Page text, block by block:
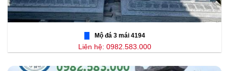
Mộ đá 3 mái 4194
Liên hệ: 0982.583.000